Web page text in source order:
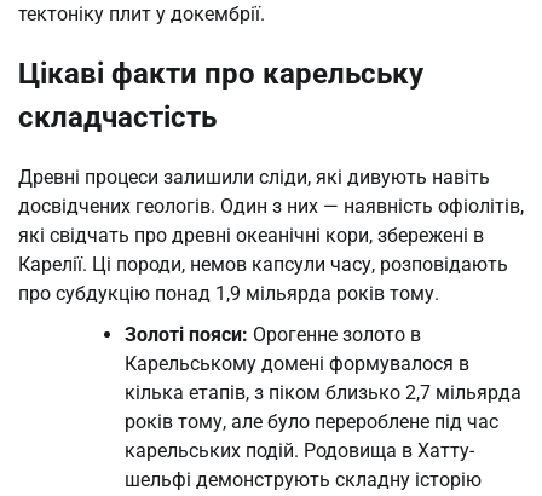
тектоніку плит у докембрії.
Цікаві факти про карельську
складчастість
Древні процеси залишили сліди, які дивують навіть
досвідчених геологів. Один з них — наявність офіолітів,
які свідчать про древні океанічні кори, збережені в
Карелії. Ці породи, немов капсули часу, розповідають
про субдукцію понад 1,9 мільярда років тому.
Золоті пояси: Орогенне золото в
Карельському домені формувалося в
кілька етапів, з піком близько 2,7 мільярда
років тому, але було перероблене під час
карельських подій. Родовища в Хатту-
шельфі демонструють складну історію